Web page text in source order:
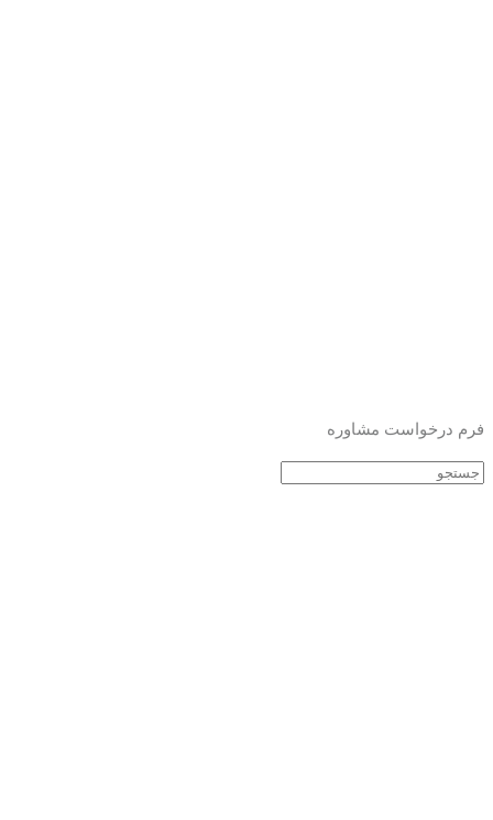
فرم درخواست مشاوره